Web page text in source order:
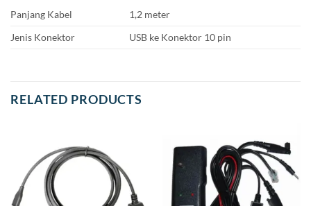
Panjang Kabel
1,2 meter
Jenis Konektor
USB ke Konektor 10 pin
RELATED PRODUCTS